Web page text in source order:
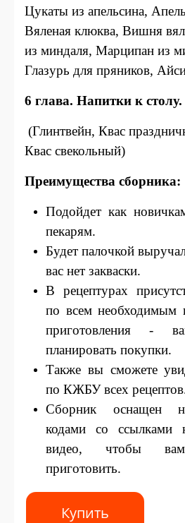
Цукаты из апельсина,
Вяленая клюква, Вишня
из миндаля, Марципан из
Глазурь для пряников,
6 глава. Напитки к столу.
(Глинтвейн, Квас
Квас свекольный)
Преимущества сборника:
Подойдет как
пекарям.
Будет палочкой
вас нет закваски.
В рецептурах
по всем необходимым
приготовления -
планировать покупки.
Также вы сможете
по КЖБУ всех
Сборник оснащен
кодами со ссылками
видео, чтобы
приготовить.
Купить